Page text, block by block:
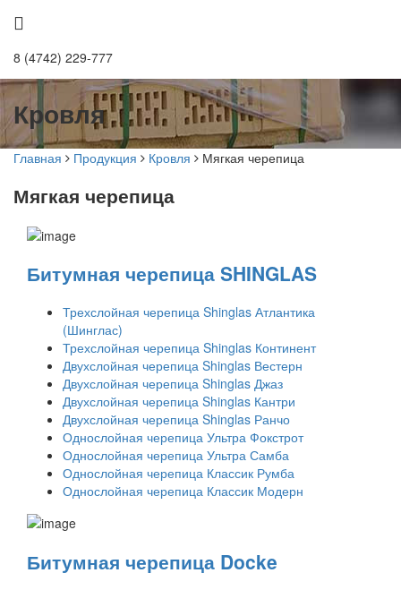
8 (4742) 229-777
Кровля
Главная Продукция Кровля Мягкая черепица
Мягкая черепица
Битумная черепица SHINGLAS
Трехслойная черепица Shinglas Атлантика
(Шинглас)
Трехслойная черепица Shinglas Континент
Двухслойная черепица Shinglas Вестерн
Двухслойная черепица Shinglas Джаз
Двухслойная черепица Shinglas Кантри
Двухслойная черепица Shinglas Ранчо
Однослойная черепица Ультра Фокстрот
Однослойная черепица Ультра Самба
Однослойная черепица Классик Румба
Однослойная черепица Классик Модерн
Битумная черепица Docke